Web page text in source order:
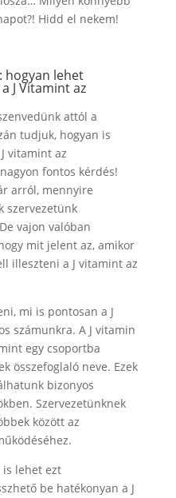
Hidd el nekem!
hogyan lehet
J Vitamint az
attól a
tudjuk, hogyan is
vitamint az
fontos kérdés!
arról, mennyire
szervezetünk
vajon valóban
mit jelent az, amikor
illeszteni a J vitamint az
mi is pontosan a J
számunkra. A J vitamin
egy csoportba
összefoglaló neve. Ezek
bizonyos
Szervezetünknek
között az
is lehet ezt
be hatékonyan a J